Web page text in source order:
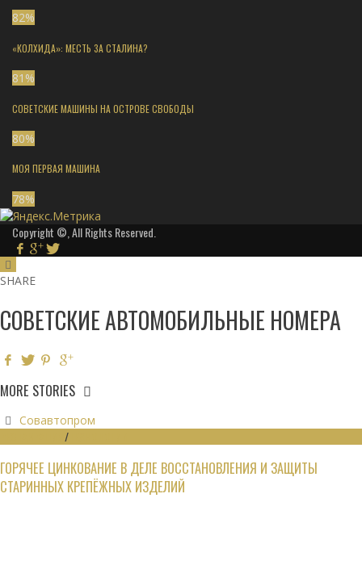
82%
«КОЛХИДА»: МЕСТЬ ЗА СТАЛИНА?
81 %
СОВЕТСКИЕ МАШИНЫ НА ОСТРОВЕ СВОБОДЫ
80%
МОЯ ПЕРВАЯ МАШИНА
78%
Copyright ©, All Rights Reserved.
SHARE
СОВЕТСКИЕ АВТОМОБИЛЬНЫЕ НОМЕРА
MORE STORIES
Совавтопром
/
ГОРЯЧЕЕ ЦИНКОВАНИЕ В ДЕЛЕ ВОССТАНОВЛЕНИЯ И ЗАЩИТЫ
СТАРИННЫХ КРЕПЁЖНЫХ ИЗДЕЛИЙ